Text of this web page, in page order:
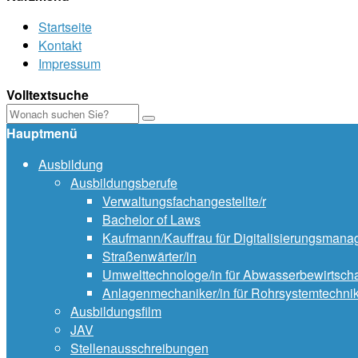
Startseite
Kontakt
Impressum
Volltextsuche
Hauptmenü
Ausbildung
Ausbildungsberufe
Verwaltungsfachangestellte/r
Bachelor of Laws
Kaufmann/Kauffrau für
Straßenwärter/in
Umwelttechnologe/in für
Anlagenmechaniker/in für
Ausbildungsfilm
JAV
Stellenausschreibungen